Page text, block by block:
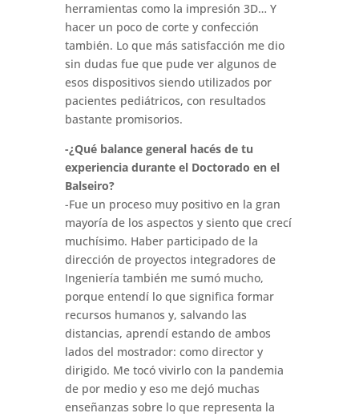
herramientas como la impresión 3D… Y
hacer un poco de corte y confección
también. Lo que más satisfacción me dio
sin dudas fue que pude ver algunos de
esos dispositivos siendo utilizados por
pacientes pediátricos, con resultados
bastante promisorios.
-¿Qué balance general hacés de tu
experiencia durante el Doctorado en el
Balseiro?
-Fue un proceso muy positivo en la gran
mayoría de los aspectos y siento que crecí
muchísimo. Haber participado de la
dirección de proyectos integradores de
Ingeniería también me sumó mucho,
porque entendí lo que significa formar
recursos humanos y, salvando las
distancias, aprendí estando de ambos
lados del mostrador: como director y
dirigido. Me tocó vivirlo con la pandemia
de por medio y eso me dejó muchas
enseñanzas sobre lo que representa la